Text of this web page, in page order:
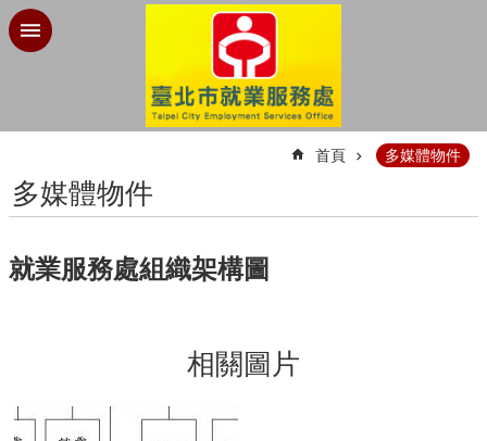
跳到主要內容區塊
首頁 多媒體物件
多媒體物件
就業服務處組織架構圖
相關圖片